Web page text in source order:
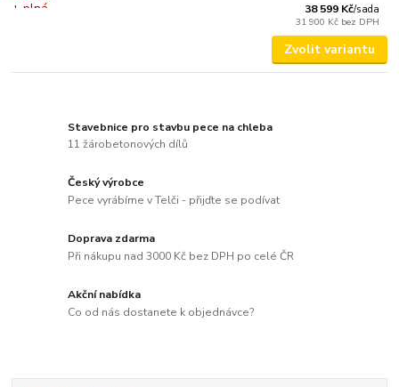
38 599 Kč/sada
31 900 Kč bez DPH
Zvolit variantu
Stavebnice pro stavbu pece na chleba
11 žárobetonových dílů
Český výrobce
Pece vyrábíme v Telči - přijďte se podívat
Doprava zdarma
Při nákupu nad 3000 Kč bez DPH po celé ČR
Akční nabídka
Co od nás dostanete k objednávce?